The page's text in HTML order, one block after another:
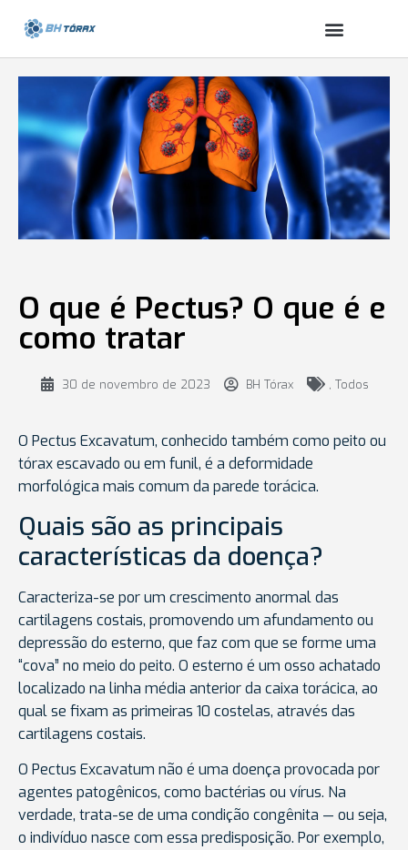
O que é Pectus? O que é e
como tratar
30 de novembro de 2023 BH Tórax , Todos
O Pectus Excavatum, conhecido também como peito ou
tórax escavado ou em funil, é a deformidade
morfológica mais comum da parede torácica.
Quais são as principais
características da doença?
Caracteriza-se por um crescimento anormal das
cartilagens costais, promovendo um afundamento ou
depressão do esterno, que faz com que se forme uma
“cova” no meio do peito. O esterno é um osso achatado
localizado na linha média anterior da caixa torácica, ao
qual se fixam as primeiras 10 costelas, através das
cartilagens costais.
O Pectus Excavatum não é uma doença provocada por
agentes patogênicos, como bactérias ou vírus. Na
verdade, trata-se de uma condição congênita — ou seja,
o indivíduo nasce com essa predisposição. Por exemplo,